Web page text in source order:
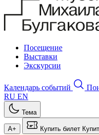
Посещение
Выставки
Экскурсии
Календарь событий
RU EN
Тема
A+ Купить билет